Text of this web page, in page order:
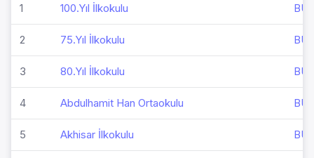
1 100.Yıl İlkokulu
2 75.Yıl İlkokulu
3 80.Yıl İlkokulu
4 Abdulhamit Han Ortaokulu
5 Akhisar İlkokulu